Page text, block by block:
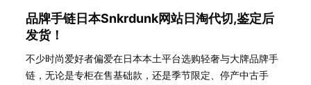
品牌手链日本Snkrdunk网站日淘代切,鉴定后
发货！
不少时尚爱好者偏爱在日本本土平台选购轻奢与大牌品牌手
链，无论是专柜在售基础款，还是季节限定、停产中古手